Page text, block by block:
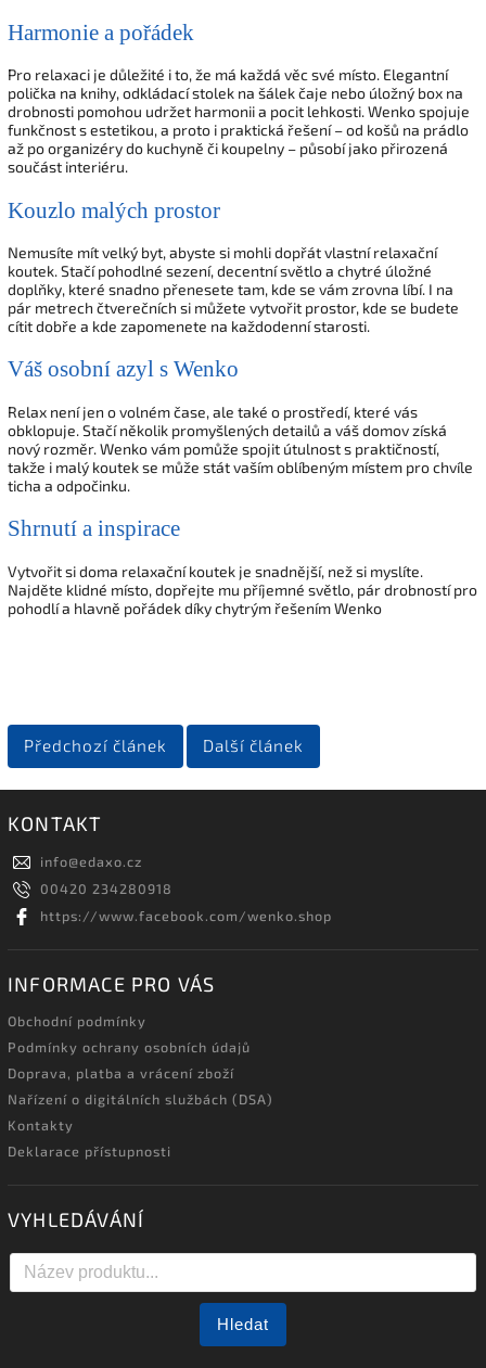
Harmonie a pořádek
Pro relaxaci je důležité i to, že má každá věc své místo. Elegantní
polička na knihy, odkládací stolek na šálek čaje nebo úložný box na
drobnosti pomohou udržet harmonii a pocit lehkosti. Wenko spojuje
funkčnost s estetikou, a proto i praktická řešení – od košů na prádlo
až po organizéry do kuchyně či koupelny – působí jako přirozená
součást interiéru.
Kouzlo malých prostor
Nemusíte mít velký byt, abyste si mohli dopřát vlastní relaxační
koutek. Stačí pohodlné sezení, decentní světlo a chytré úložné
doplňky, které snadno přenesete tam, kde se vám zrovna líbí. I na
pár metrech čtverečních si můžete vytvořit prostor, kde se budete
cítit dobře a kde zapomenete na každodenní starosti.
Váš osobní azyl s Wenko
Relax není jen o volném čase, ale také o prostředí, které vás
obklopuje. Stačí několik promyšlených detailů a váš domov získá
nový rozměr. Wenko vám pomůže spojit útulnost s praktičností,
takže i malý koutek se může stát vaším oblíbeným místem pro chvíle
ticha a odpočinku.
Shrnutí a inspirace
Vytvořit si doma relaxační koutek je snadnější, než si myslíte.
Najděte klidné místo, dopřejte mu příjemné světlo, pár drobností pro
pohodlí a hlavně pořádek díky chytrým řešením Wenko
Předchozí článek Další článek
KONTAKT
info@edaxo.cz
00420 234280918
https://www.facebook.com/wenko.shop
INFORMACE PRO VÁS
Obchodní podmínky
Podmínky ochrany osobních údajů
Doprava, platba a vrácení zboží
Nařízení o digitálních službách (DSA)
Kontakty
Deklarace přístupnosti
VYHLEDÁVÁNÍ
Hledat